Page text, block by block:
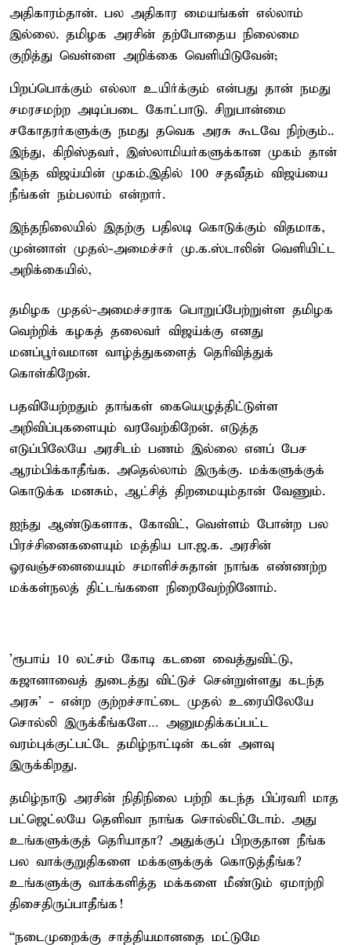
அதிகாரம்தான். பல அதிகார மையங்கள் எல்லாம்
இல்லை. தமிழக அரசின் தற்போதைய நிலைமை
குறித்து வெள்ளை அறிக்கை வெளியிடுவேன்;
பிறப்பொக்கும் எல்லா உயிர்க்கும் என்பது தான் நமது
சமரசமற்ற அடிப்படை கோட்பாடு. சிறுபான்மை
சகோதரர்களுக்கு நமது தவெக அரசு கூடவே நிற்கும்..
இந்து, கிறிஸ்தவர், இஸ்லாமியர்களுக்கான முகம் தான்
இந்த விஜய்யின் முகம்.இதில் 100 சதவீதம் விஜய்யை
நீங்கள் நம்பலாம் என்றார்.
இந்தநிலையில் இதற்கு பதிலடி கொடுக்கும் விதமாக,
முன்னாள் முதல்-அமைச்சர் மு.க.ஸ்டாலின் வெளியிட்ட
அறிக்கையில்,
தமிழக முதல்-அமைச்சராக பொறுப்பேற்றுள்ள தமிழக
வெற்றிக் கழகத் தலைவர் விஜய்க்கு எனது
மனப்பூர்வமான வாழ்த்துகளைத் தெரிவித்துக்
கொள்கிறேன்.
பதவியேற்றதும் தாங்கள் கையெழுத்திட்டுள்ள
அறிவிப்புகளையும் வரவேற்கிறேன். எடுத்த
எடுப்பிலேயே அரசிடம் பணம் இல்லை எனப் பேச
ஆரம்பிக்காதீங்க. அதெல்லாம் இருக்கு. மக்களுக்குக்
கொடுக்க மனசும், ஆட்சித் திறமையும்தான் வேணும்.
ஐந்து ஆண்டுகளாக, கோவிட், வெள்ளம் போன்ற பல
பிரச்சினைகளையும் மத்திய பா.ஜ.க. அரசின்
ஓரவஞ்சனையையும் சமாளிச்சுதான் நாங்க எண்ணற்ற
மக்கள்நலத் திட்டங்களை நிறைவேற்றினோம்.
'ரூபாய் 10 லட்சம் கோடி கடனை வைத்துவிட்டு,
கஜானாவைத் துடைத்து விட்டுச் சென்றுள்ளது கடந்த
அரசு' - என்ற குற்றச்சாட்டை முதல் உரையிலேயே
சொல்லி இருக்கீங்களே… அனுமதிக்கப்பட்ட
வரம்புக்குட்பட்டே தமிழ்நாட்டின் கடன் அளவு
இருக்கிறது.
தமிழ்நாடு அரசின் நிதிநிலை பற்றி கடந்த பிப்ரவரி மாத
பட்ஜெட்லயே தெளிவா நாங்க சொல்லிட்டோம். அது
உங்களுக்குத் தெரியாதா? அதுக்குப் பிறகுதான நீங்க
பல வாக்குறுதிகளை மக்களுக்குக் கொடுத்தீங்க?
உங்களுக்கு வாக்களித்த மக்களை மீண்டும் ஏமாற்றி
திசைதிருப்பாதீங்க!
“நடைமுறைக்கு சாத்தியமானதை மட்டுமே